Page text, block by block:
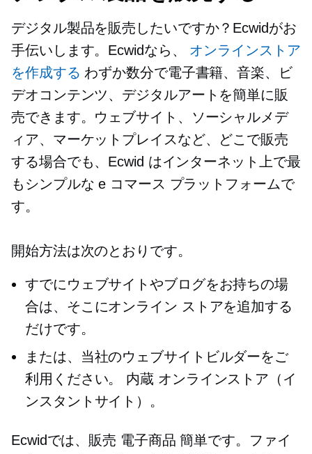
デジタル製品を販売したいですか？Ecwidがお
手伝いします。Ecwidなら、 オンラインストア
を作成する わずか数分で電子書籍、音楽、ビ
デオコンテンツ、デジタルアートを簡単に販
売できます。ウェブサイト、ソーシャルメデ
ィア、マーケットプレイスなど、どこで販売
する場合でも、Ecwid はインターネット上で最
もシンプルな e コマース プラットフォームで
す。
開始方法は次のとおりです。
すでにウェブサイトやブログをお持ちの場
合は、そこにオンライン ストアを追加する
だけです。
または、当社のウェブサイトビルダーをご
利用ください。 内蔵 オンラインストア（イ
ンスタントサイト）。
Ecwidでは、販売 電子商品 簡単です。ファイ